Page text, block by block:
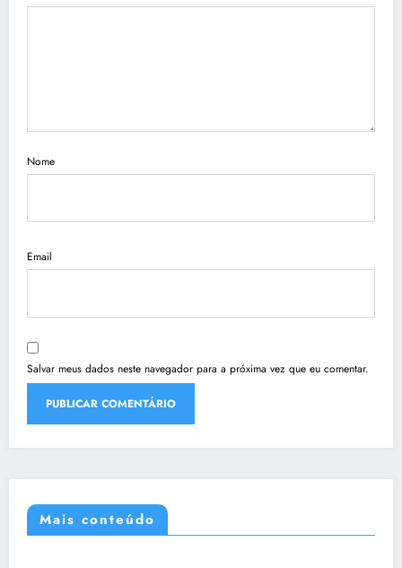
Nome
Email
Salvar meus dados neste navegador para a próxima vez que eu comentar.
Mais conteúdo